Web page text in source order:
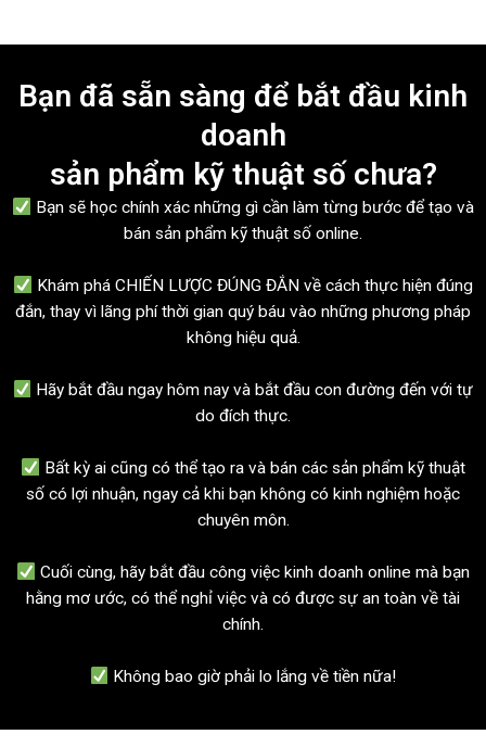
Bạn đã sẵn sàng để bắt đầu kinh
doanh
sản phẩm kỹ thuật số chưa?
Bạn sẽ học chính xác những gì cần làm từng bước để tạo và
bán sản phẩm kỹ thuật số online.
Khám phá CHIẾN LƯỢC ĐÚNG ĐẮN về cách thực hiện đúng
đắn, thay vì lãng phí thời gian quý báu vào những phương pháp
không hiệu quả.
Hãy bắt đầu ngay hôm nay và bắt đầu con đường đến với tự
do đích thực.
Bất kỳ ai cũng có thể tạo ra và bán các sản phẩm kỹ thuật
số có lợi nhuận, ngay cả khi bạn không có kinh nghiệm hoặc
chuyên môn.
Cuối cùng, hãy bắt đầu công việc kinh doanh online mà bạn
hằng mơ ước, có thể nghỉ việc và có được sự an toàn về tài
chính.
Không bao giờ phải lo lắng về tiền nữa!